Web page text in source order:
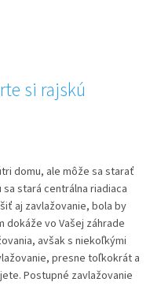
si rajskú
domu, ale môže sa starať
stará centrálna riadiaca
aj zavlažovanie, bola by
vo Vašej záhrade
avšak s niekoľkými
presne toľkokrát a
Postupné zavlažovanie